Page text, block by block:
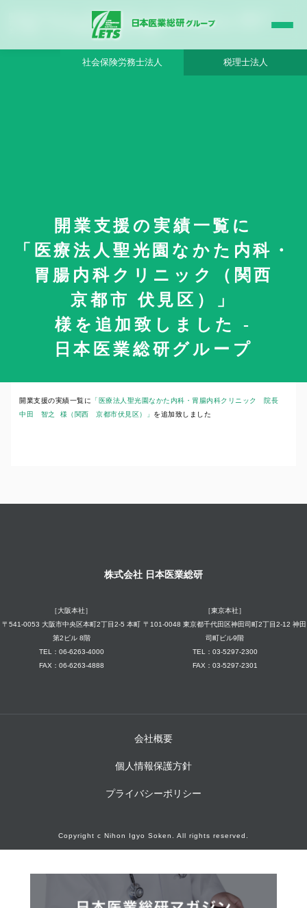
開業支援の実績一覧に「医療法人聖光園なかた内科・胃腸内科クリニック（関西 京都
市 伏見区）」様を追加致しました - 日本医業総研グループ |日本医業総研｜医院開
業・承継・クリニック経営支援・医療モール開発
社会保険労務士法人 税理士法人
開業支援の実績一覧に
「医療法人聖光園なかた内科・
胃腸内科クリニック（関西
京都市 伏見区）」
様を追加致しました -
日本医業総研グループ
開業支援の実績一覧に「医療法人聖光園なかた内科・胃腸内科クリニック（関
西 京都市 伏見区）」様を追加致しました
2024年5月2日
開業支援の実績一覧に
「医療法人聖光園なかた内科・胃腸内科クリニック 院長
中田 智之 様（関西 京都市伏見区）」 を追加致しました
株式会社 日本医業総研
［大阪本社］
〒541-0053 大阪市中央区本町2丁目2-5 本町
第2ビル 8階
TEL：06-6263-4000
FAX：06-6263-4888
［東京本社］
〒101-0048 東京都千代田区神田司町2丁目2-12 神田
司町ビル9階
TEL：03-5297-2300
FAX：03-5297-2301
会社概要
個人情報保護方針
プライバシーポリシー
Copyright c Nihon Igyo Soken. All rights reserved.